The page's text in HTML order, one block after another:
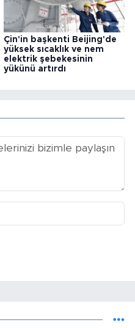
Çin'in başkenti Beijing'de
yüksek sıcaklık ve nem
elektrik şebekesinin
yükünü artırdı